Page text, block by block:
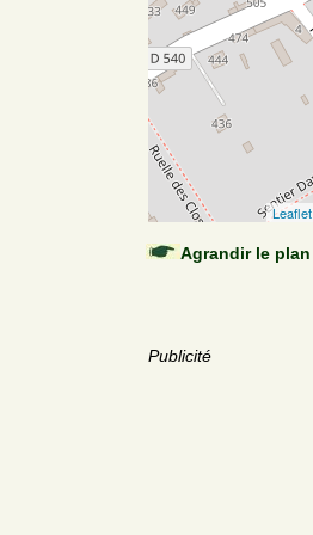
Leaflet
Agrandir le plan
Publicité